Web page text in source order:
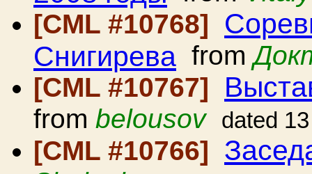
[CML #10768]
Снигирева from
[CML #10767]
from belousov dated
[CML #10766]